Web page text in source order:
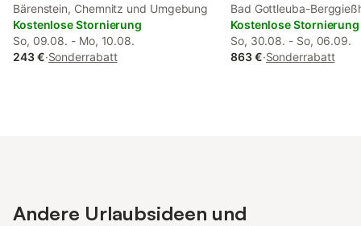
Bärenstein, Chemnitz und Umgebung
Kostenlose Stornierung
So, 09.08. - Mo, 10.08.
243 €·Sonderrabatt
Bad Gottleuba-
Erzgebirge
Kostenlose Stornierung
So, 30.08. - So, 06.09.
863 €·Sonderrabatt
Andere Urlaubsideen und